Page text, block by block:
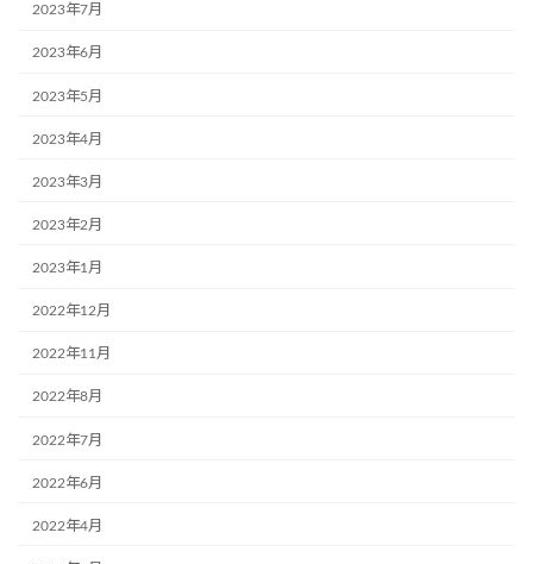
2023年7月
2023年6月
2023年5月
2023年4月
2023年3月
2023年2月
2023年1月
2022年12月
2022年11月
2022年8月
2022年7月
2022年6月
2022年4月